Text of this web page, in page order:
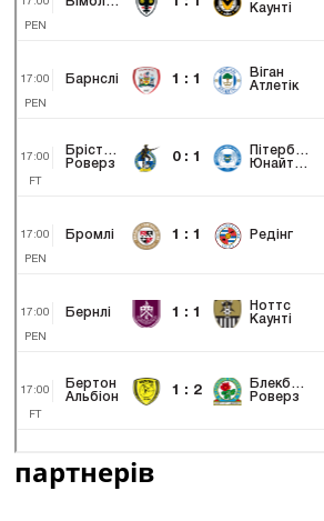
партнерів